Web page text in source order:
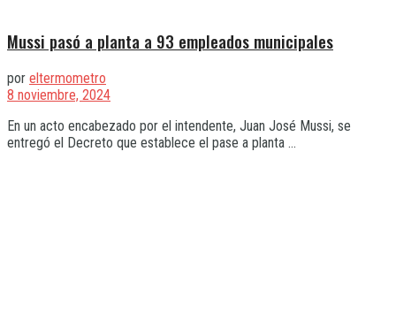
Mussi pasó a planta a 93 empleados municipales
por eltermometro
8 noviembre, 2024
En un acto encabezado por el intendente, Juan José Mussi, se
entregó el Decreto que establece el pase a planta ...